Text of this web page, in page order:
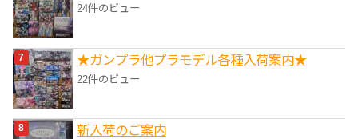
24件のビュー
★ガンプラ他プラモデル各種入荷案内★
22件のビュー
新入荷のご案内